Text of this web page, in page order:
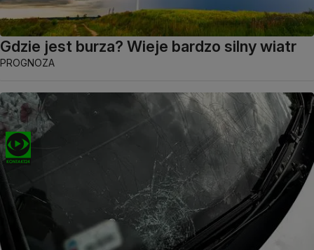
Gdzie jest burza? Wieje bardzo silny wiatr
PROGNOZA